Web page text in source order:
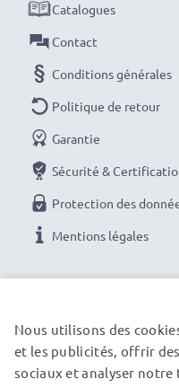
Catalogues
Contact
Conditions générales
Politique de retour
Garantie
Sécurité &
Protection des
Mentions légales
NOS PARTENAIRES
Nous utilisons des
et les publicités, offrir
sociaux et analyser